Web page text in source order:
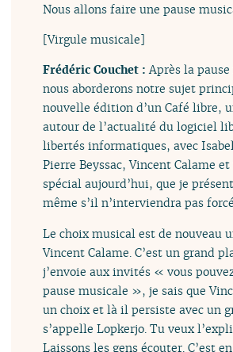
Nous allons faire une pause
[Virgule musicale]
Frédéric Couchet :Après la
nous aborderons notre sujet
nouvelle édition d’un Café libre,
autour de l’actualité du logiciel
libertés informatiques, avec
Pierre Beyssac, Vincent Calame
spécial aujourd’hui, que je
même s’il n’interviendra pas
Le choix musical est de nouveau
Vincent Calame. C’est un grand
j’envoie aux invités « vous
pause musicale », je sais que
un choix et là il persiste avec un
s’appelle Lopkerjo. Tu veux
Laissons les gens écouter. C’est